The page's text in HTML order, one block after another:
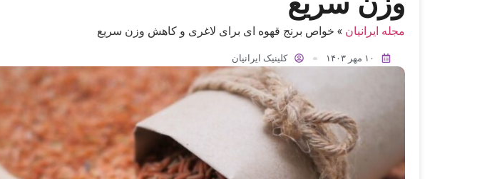
مجله ایرانیان » خواص برنج قهوه‌ ای برای لاغری و کاهش وزن سریع
۱۰ مهر ۱۴۰۳ کلینیک ایرانیان